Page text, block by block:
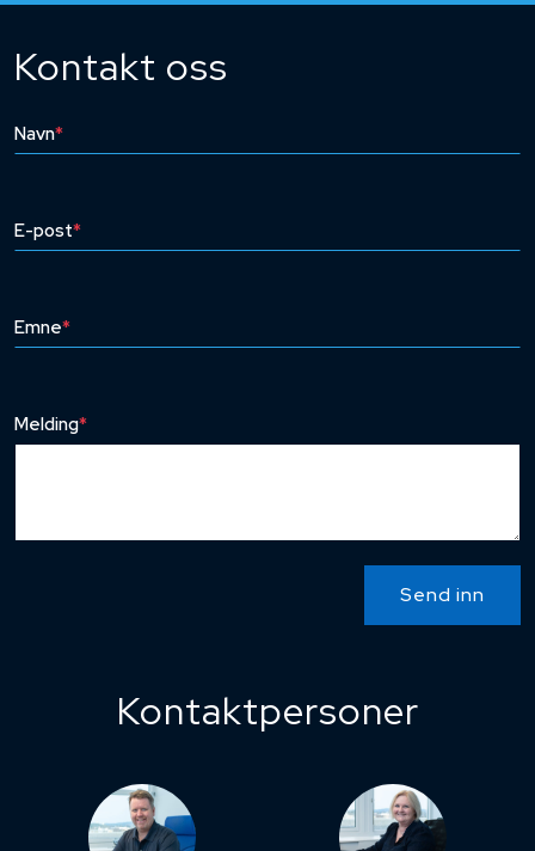
Kontakt oss
Navn*
E-post*
Emne*
Melding*
Send inn
Kontaktpersoner